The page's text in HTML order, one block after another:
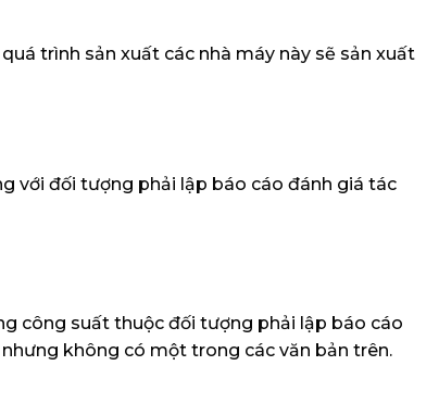
trình sản xuất các nhà máy này sẽ sản xuất
với đối tượng phải lập báo cáo đánh giá tác
công suất thuộc đối tượng phải lập báo cáo
không có một trong các văn bản trên.